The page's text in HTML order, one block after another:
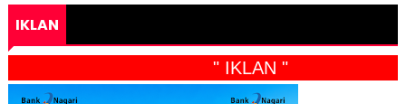
IKLAN
" IKLAN "